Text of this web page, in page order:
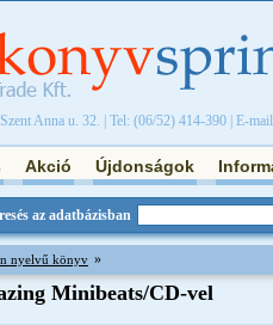
Anna u. 32. | Tel: (06/52) 414-390 | E-
Akció Újdonságok
az adatbázisban
nyelvű könyv »
Minibeats/CD-vel